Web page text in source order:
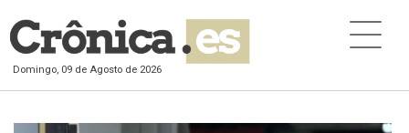
Domingo, 09 de Agosto de 2026